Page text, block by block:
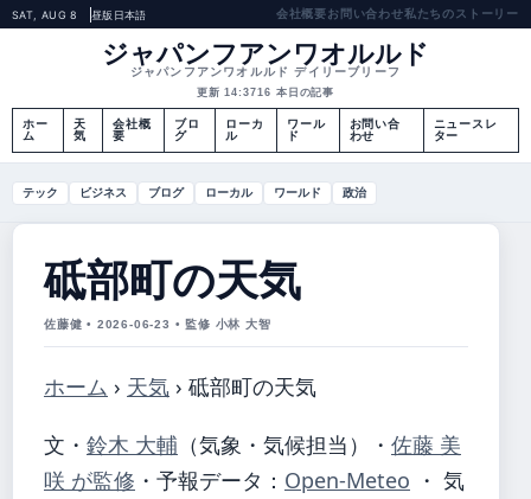
SAT, AUG 8 昼版 日本語 会社概要お問い合わせ私たちのストーリー
ジャパンフアンワオルルド
ジャパンフアンワオルルド デイリーブリーフ
更新 14:3716 本日の記事
ホー
ム
天
気
会社概
要
ブロ
グ
ローカ
ル
ワール
ド
お問い合
わせ
ニュースレ
ター
テック ビジネス ブログ ローカル ワールド 政治
砥部町の天気
佐藤健 • 2026-06-23 • 監修 小林 大智
ホーム › 天気 › 砥部町の天気
文・ 鈴木 大輔 （気象・気候担当） ・ 佐藤 美
咲 が監修 ・ 予報データ： Open-Meteo ・ 気